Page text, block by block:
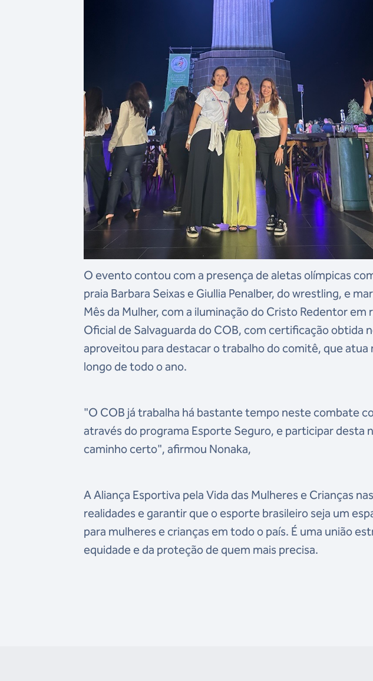
O evento contou com a presença de aletas olímpicas
praia Barbara Seixas e Giullia Penalber, do wrestling, e
Mês da Mulher, com a iluminação do Cristo Redentor em
Oficial de Salvaguarda do COB, com certificação obtida
aproveitou para destacar o trabalho do comitê, que
longo de todo o ano.
"O COB já trabalha há bastante tempo neste combate
através do programa Esporte Seguro, e participar desta
caminho certo", afirmou Nonaka,
A Aliança Esportiva pela Vida das Mulheres e Crianças
realidades e garantir que o esporte brasileiro seja um
para mulheres e crianças em todo o país. É uma união
equidade e da proteção de quem mais precisa.